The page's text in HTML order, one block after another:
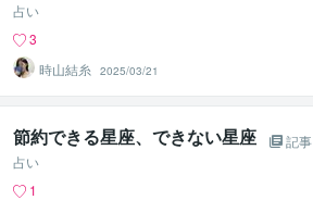
占い
3
時山結糸
2025/03/21
節約できる星座、できない星座
記事
占い
1